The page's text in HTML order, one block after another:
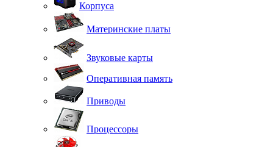
Корпуса
Материнские платы
Звуковые карты
Оперативная память
Приводы
Процессоры